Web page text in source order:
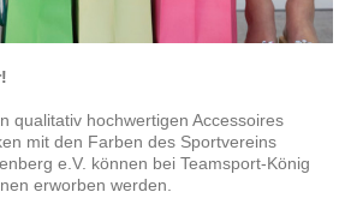
qualitativ hochwertigen Accessoires
mit den Farben des Sportvereins
e.V. können bei Teamsport-König
erworben werden.